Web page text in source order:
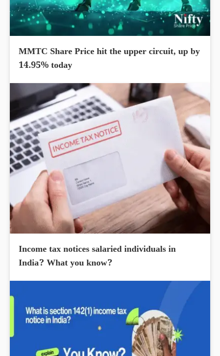
MMTC Share Price hit the upper circuit, up by
14.95% today
Income tax notices salaried individuals in
India? What you know?